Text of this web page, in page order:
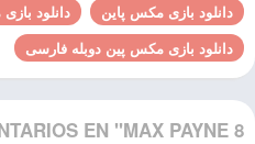
دانلود بازی مکس پاین
دانلود
دانلود بازی مکس پین دوبله فارسی